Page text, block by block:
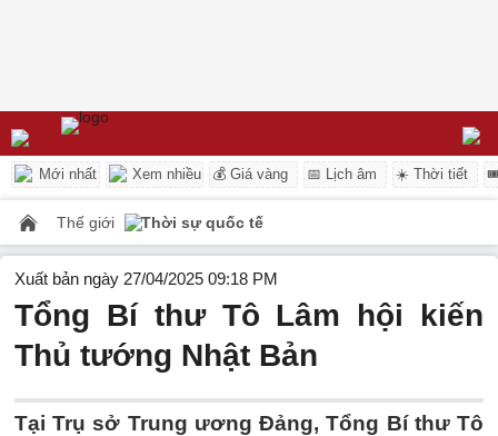
Mới nhất Xem nhiều 💰 Giá vàng 📅 Lịch âm ☀️ Thời tiết
Thế giới Thời sự quốc tế
Xuất bản ngày 27/04/2025 09:18 PM
Tổng Bí thư Tô Lâm hội kiến
Thủ tướng Nhật Bản
Tại Trụ sở Trung ương Đảng, Tổng Bí thư Tô